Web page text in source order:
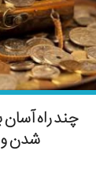
چند راه آسان
شدن